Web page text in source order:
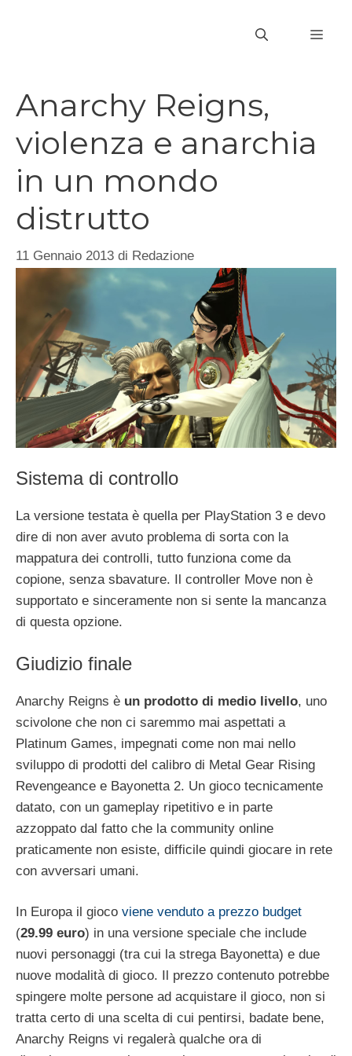
Anarchy Reigns,
violenza e anarchia
in un mondo
distrutto
11 Gennaio 2013 di Redazione
Sistema di controllo
La versione testata è quella per PlayStation 3 e devo
dire di non aver avuto problema di sorta con la
mappatura dei controlli, tutto funziona come da
copione, senza sbavature. Il controller Move non è
supportato e sinceramente non si sente la mancanza
di questa opzione.
Giudizio finale
Anarchy Reigns è un prodotto di medio livello, uno
scivolone che non ci saremmo mai aspettati a
Platinum Games, impegnati come non mai nello
sviluppo di prodotti del calibro di Metal Gear Rising
Revengeance e Bayonetta 2. Un gioco tecnicamente
datato, con un gameplay ripetitivo e in parte
azzoppato dal fatto che la community online
praticamente non esiste, difficile quindi giocare in rete
con avversari umani.
In Europa il gioco viene venduto a prezzo budget
(29.99 euro) in una versione speciale che include
nuovi personaggi (tra cui la strega Bayonetta) e due
nuove modalità di gioco. Il prezzo contenuto potrebbe
spingere molte persone ad acquistare il gioco, non si
tratta certo di una scelta di cui pentirsi, badate bene,
Anarchy Reigns vi regalerà qualche ora di